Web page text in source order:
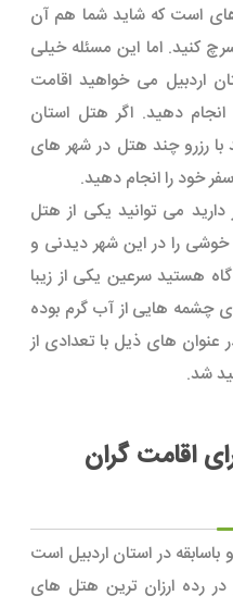
است که شاید شما هم آن
کنید. اما این مسئله خیلی
اردبیل می خواهید اقامت
انجام دهید. اگر هتل استان
با رزرو چند هتل در شهر های
خود را انجام دهید.
می توانید یکی از هتل
خوشی را در این شهر دیدنی و
هستید سرعین یکی از زیبا
چشمه هایی از آب گرم بوده
عنوان های ذیل با تعدادی از
شد.
اقامت گران
در استان اردبیل است
رده ارزان ترین هتل های